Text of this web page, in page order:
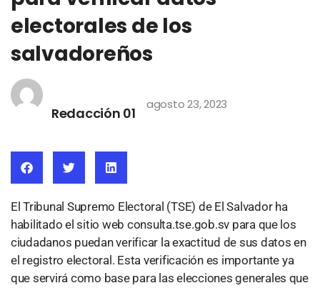
electorales de los
salvadoreños
Redacción 01
agosto 23, 2023
El Tribunal Supremo Electoral (TSE) de El Salvador ha
habilitado el sitio web consulta.tse.gob.sv para que los
ciudadanos puedan verificar la exactitud de sus datos en
el registro electoral. Esta verificación es importante ya
que servirá como base para las elecciones generales que